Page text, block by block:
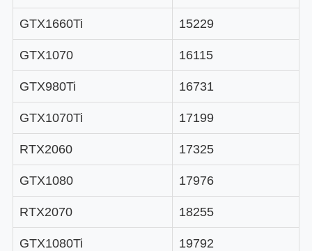
GTX1660Ti 15229
GTX1070 16115
GTX980Ti 16731
GTX1070Ti 17199
RTX2060 17325
GTX1080 17976
RTX2070 18255
GTX1080Ti 19792